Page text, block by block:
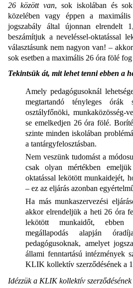
26 között van, sok iskolában és
közelében vagy éppen a
jogszabály által újonnan
beszámítjuk a neveléssel-oktatással
választásunk nem nagyon van! –
sok esetben a maximális 26 óra fölé
Tekintsük át, mit lehet tenni ebben a
Amely pedagógusoknál
megtartandó tényleges
osztályfőnöki, munkaközösség-
se emelkedjen 26 óra fölé.
szinte minden iskolában
a tantárgyfelosztásban.
Nem veszünk tudomást a
csak olyan mértékben
oktatással lekötött munkaidejét,
– ez az eljárás azonban
Ha más munkaszervezési
akkor elrendeljük a heti 26 óra
lekötött munkaidőt, ebben
megállapodás alapján
pedagógusoknak, amelyet
állami fenntartású intézmények
KLIK kollektív szerződésének a
Idézzük a KLIK kollektív